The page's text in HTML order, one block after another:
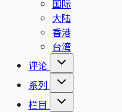
国际
大陆
香港
台湾
评论
系列
栏目